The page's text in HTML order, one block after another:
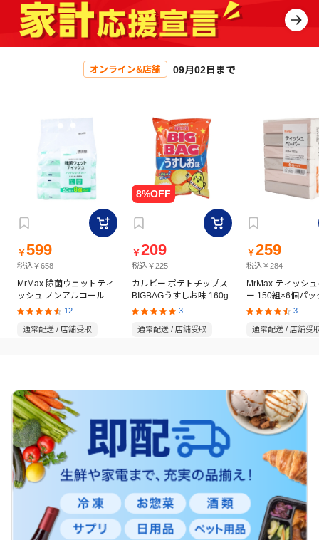
オンライン&店舗 09月02日まで
￥599
税込￥658
MrMax 除菌ウェットティ
ッシュ ノンアルコールタ
イプ 60枚×8個パック
12
通常配送 / 店舗受取
￥209
税込￥225
カルビー ポテトチップス
BIGBAGうすしお味 160g
3
通常配送 / 店舗受取
￥259
税込￥284
MrMax ティッシ
ー 150組×6個パッ
3
通常配送 / 店舗受